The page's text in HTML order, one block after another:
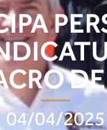
04/04/2025